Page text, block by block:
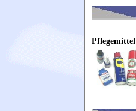
Pflegemittel